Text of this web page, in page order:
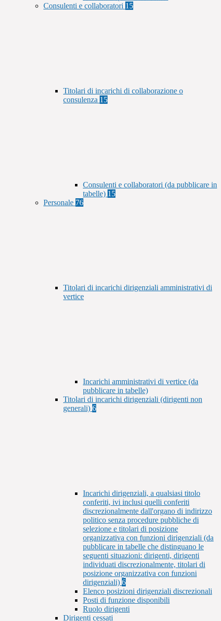
Consulenti e collaboratori 15
Titolari di incarichi di collaborazione o
consulenza 15
Consulenti e collaboratori (da pubblicare in
tabelle) 15
Personale 76
Titolari di incarichi dirigenziali amministrativi di
vertice
Incarichi amministrativi di vertice (da
pubblicare in tabelle)
Titolari di incarichi dirigenziali (dirigenti non
generali) 6
Incarichi dirigenziali, a qualsiasi titolo
conferiti, ivi inclusi quelli conferiti
discrezionalmente dall'organo di indirizzo
politico senza procedure pubbliche di
selezione e titolari di posizione
organizzativa con funzioni dirigenziali (da
pubblicare in tabelle che distinguano le
seguenti situazioni: dirigenti, dirigenti
individuati discrezionalmente, titolari di
posizione organizzativa con funzioni
dirigenziali) 6
Elenco posizioni dirigenziali discrezionali
Posti di funzione disponibili
Ruolo dirigenti
Dirigenti cessati